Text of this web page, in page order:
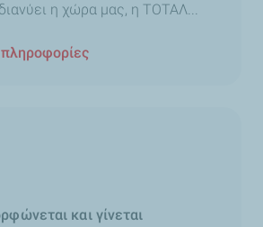
η χώρα μας, η ΤΟΤΑΛ...
και γίνεται